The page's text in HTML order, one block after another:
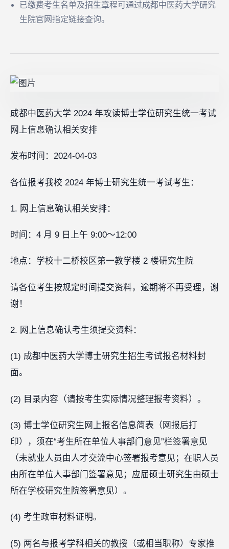
已缴费考生名单及招生章程可通过成都中医药大学研究
生院官网指定链接查询。
成都中医药大学 2024 年攻读博士学位研究生统一考试
网上信息确认相关安排
发布时间：2024-04-03
各位报考我校 2024 年博士研究生统一考试考生：
1. 网上信息确认相关安排：
时间：4 月 9 日上午 9:00～12:00
地点：学校十二桥校区第一教学楼 2 楼研究生院
请各位考生按规定时间提交资料，逾期将不再受理，谢
谢！
2. 网上信息确认考生须提交资料：
(1) 成都中医药大学博士研究生招生考试报名材料封
面。
(2) 目录内容（请按考生实际情况整理报考资料）。
(3) 博士学位研究生网上报名信息简表（网报后打
印），须在“考生所在单位人事部门意见”栏签署意见
（未就业人员由人才交流中心签署报考意见；在职人员
由所在单位人事部门签署意见；应届硕士研究生由硕士
所在学校研究生院签署意见）。
(4) 考生政审材料证明。
(5) 两名与报考学科相关的教授（或相当职称）专家推